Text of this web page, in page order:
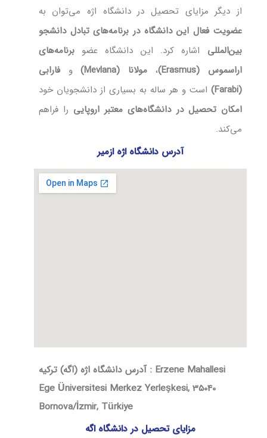
از دیگر مزایای تحصیل در دانشگاه اژه می‌توان به
عضویت فعال این دانشگاه در برنامه‌های تبادل دانشجو
بین‌المللی اشاره کرد. این دانشگاه عضوبرنامه‌های
اراسموس (Erasmus)
، مولانا (Mevlana) وفارابی
(Farabi)
است و هر ساله به بسیاری از دانشجویان خود
امکان تحصیل در دانشگاه‌های معتبر اروپایی را فراهم
می‌کند.
آدرس دانشگاه اژه ازمیر
آدرس دانشگاه اژه (اگه) ترکیه​ : Erzene Mahallesi
Ege Üniversitesi Merkez Yerleşkesi, 35040
Bornova/İzmir, Türkiye
مزایای تحصیل در دانشگاه اگه